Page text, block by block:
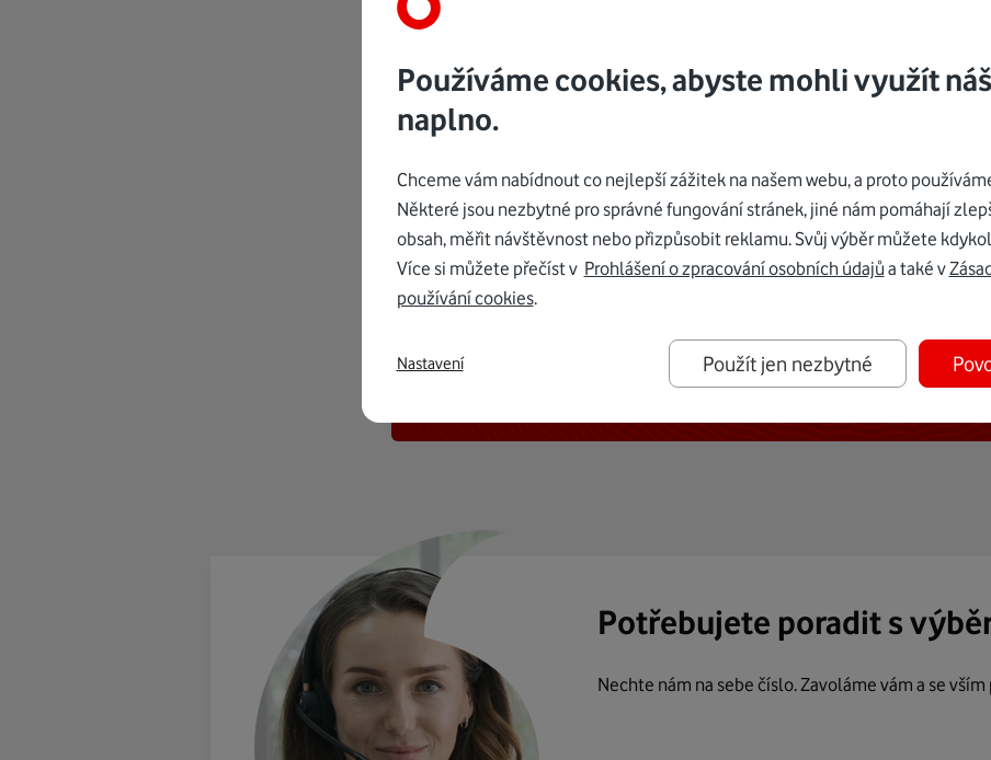
K internetu vám dáme Vodafone TV již
od 150 Kč měsíčně
Potřebujete poradit s
Nechte nám na sebe číslo. Zavoláme vám a se
Používáme cookies, abyste mohli využít
naplno.
Chceme vám nabídnout co nejlepší zážitek na našem webu, a proto
Některé jsou nezbytné pro správné fungování stránek, jiné nám pomáhají
obsah, měřit návštěvnost nebo přizpůsobit reklamu. Svůj výběr můžete
Více si můžete přečíst v Prohlášení o zpracování osobních údajů a také v
používání cookies.
Použít jen nezbytné
Nastavení